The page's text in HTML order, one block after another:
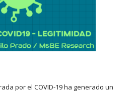
por el COVID-19 ha generado un